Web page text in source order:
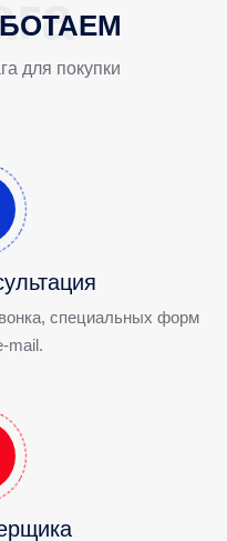
для покупки
специальных форм
mail.